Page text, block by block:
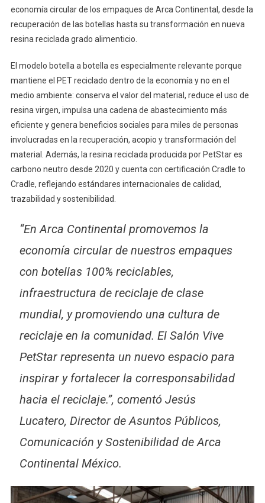
economía circular de los empaques de Arca Continental, desde la
recuperación de las botellas hasta su transformación en nueva
resina reciclada grado alimenticio.
El modelo botella a botella es especialmente relevante porque
mantiene el PET reciclado dentro de la economía y no en el
medio ambiente: conserva el valor del material, reduce el uso de
resina virgen, impulsa una cadena de abastecimiento más
eficiente y genera beneficios sociales para miles de personas
involucradas en la recuperación, acopio y transformación del
material. Además, la resina reciclada producida por PetStar es
carbono neutro desde 2020 y cuenta con certificación Cradle to
Cradle, reflejando estándares internacionales de calidad,
trazabilidad y sostenibilidad.
“En Arca Continental promovemos la
economía circular de nuestros empaques
con botellas 100% reciclables,
infraestructura de reciclaje de clase
mundial, y promoviendo una cultura de
reciclaje en la comunidad. El Salón Vive
PetStar representa un nuevo espacio para
inspirar y fortalecer la corresponsabilidad
hacia el reciclaje.”, comentó Jesús
Lucatero, Director de Asuntos Públicos,
Comunicación y Sostenibilidad de Arca
Continental México.